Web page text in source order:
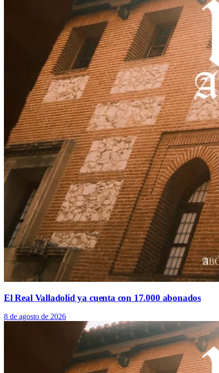
El Real Valladolid ya cuenta con 17.000 abonados
8 de agosto de 2026